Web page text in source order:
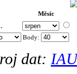
Měsíc
.
Body:
dat: